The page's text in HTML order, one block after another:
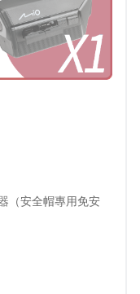
（安全帽專用免安